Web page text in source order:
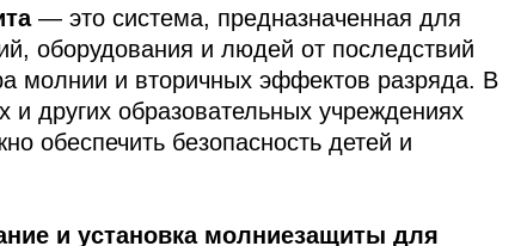
— это система, предназначенная для
оборудования и людей от последствий
молнии и вторичных эффектов разряда. В
и других образовательных учреждениях
обеспечить безопасность детей и
и установка молниезащиты для